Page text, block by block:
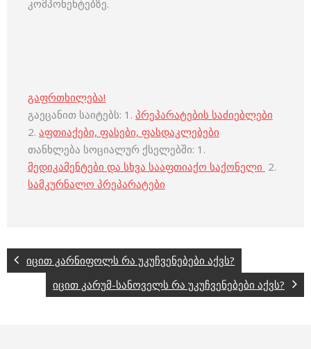
კომპონენტებზე.
გაფრთხილება!
გაეცანით საიტებს: 1. პრეპარატების საძიებლები
2. აფთიაქები, ფასები, ფასდაკლებები
თანხლება სოციალურ ქსელებში: 1.
მედიკამენტები და სხვა სააფთიაქო საქონელი 2.
სამკურნალო პრეპარატები
იცით კარნიფოლს რა უკუჩვენებები აქვს?
იცით კარუმ-სანოველს რა უკუჩვენებები აქვს?